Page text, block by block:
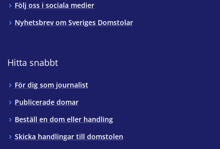
Följ oss i sociala medier
Nyhetsbrev om Sveriges Domstolar
Hitta snabbt
För dig som journalist
Publicerade domar
Beställ en dom eller handling
Skicka handlingar till domstolen